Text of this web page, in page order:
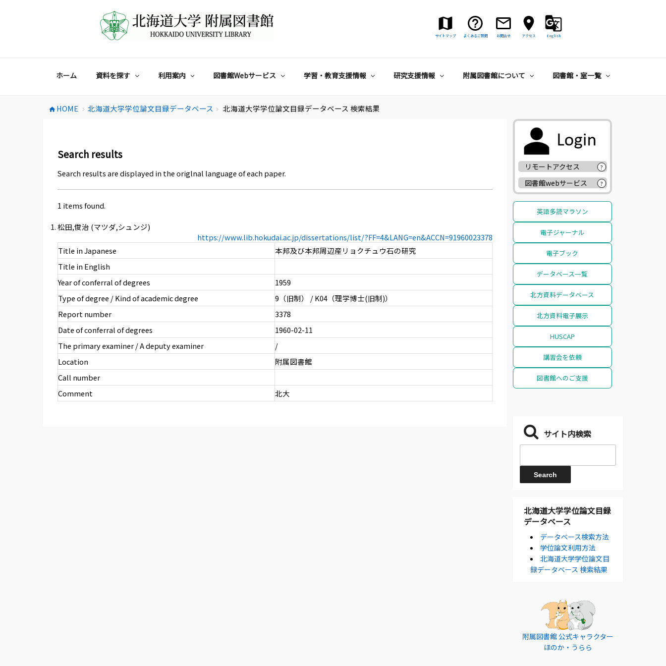
サイトマップ よくあるご質問 お問合せ アクセス English
ホーム 資料を探す 利用案内 図書館Webサービス 学習・教育支援情報 研究支援情報 附属図書館について 図書館・室一覧
home HOME chevron_right 北海道大学学位論文目録データベース chevron_right 北海道大学学位論文目録データベース 検索結果
Search results
Search results are displayed in the origlnal language of each paper.
1 items found.
松田,俊治 (マツダ,シュンジ)
https://www.lib.hokudai.ac.jp/dissertations/list/?FF=4&LANG=en&ACCN=91960023378
Title in Japanese
本邦及び本邦周辺産リョクチュウ石の研究
Title in English
Year of conferral of degrees
1959
Type of degree / Kind of academic degree
9（旧制） / K04（理学博士(旧制)）
Report number
3378
Date of conferral of degrees
1960-02-11
The primary examiner / A deputy examiner
/
Location
附属図書館
Call number
Comment
北大
リモートアクセス ?
図書館webサービス ?
英語多読マラソン
電子ジャーナル
電子ブック
データベース一覧
北方資料データベース
北方資料電子展示
HUSCAP
講習会を依頼
図書館へのご支援
サイト内検索
北海道大学学位論文目録
データベース
データベース検索方法
学位論文利用方法
北海道大学学位論文目
録データベース 検索結果
附属図書館 公式キャラクター
ほのか・うらら